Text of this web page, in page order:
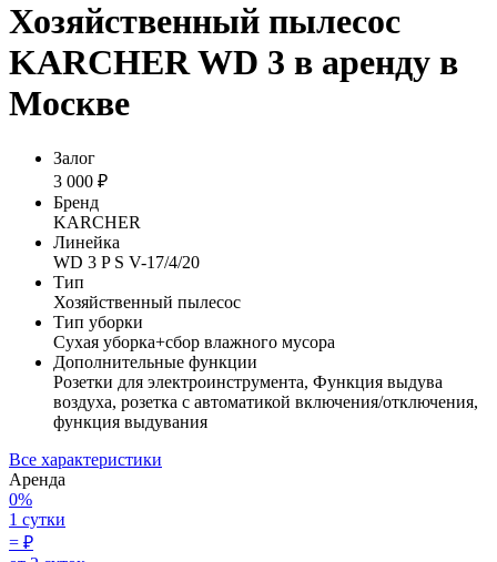
Хозяйственный пылесос
KARCHER WD 3 в аренду в
Москве
Залог
3 000 ₽
Бренд
KARCHER
Линейка
WD 3 P S V-17/4/20
Тип
Хозяйственный пылесос
Тип уборки
Сухая уборка+сбор влажного мусора
Дополнительные функции
Розетки для электроинструмента, Функция выдува
воздуха, розетка с автоматикой включения/отключения,
функция выдувания
Все характеристики
Аренда
0%
1 сутки
= ₽